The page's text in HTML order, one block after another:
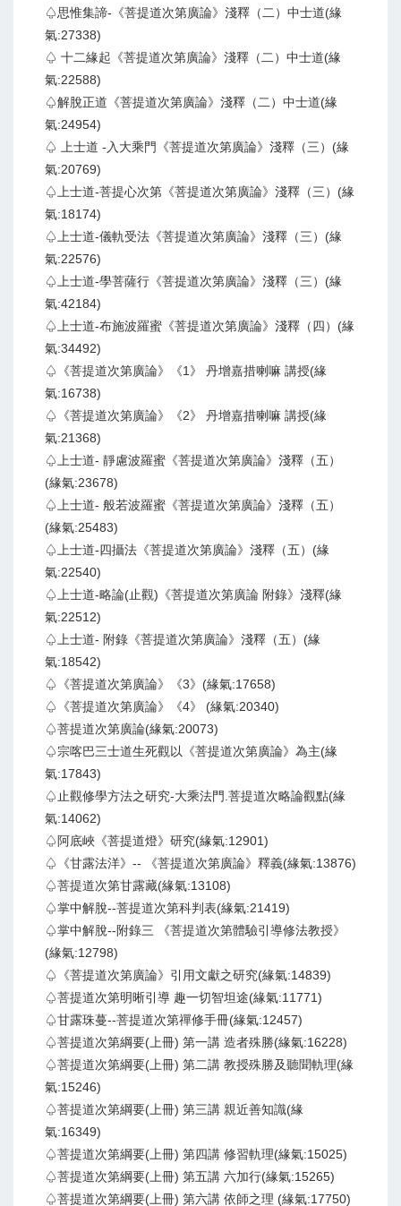
♤思惟集諦-《菩提道次第廣論》淺釋（二）中士道(緣
氣:27338)
♤ 十二緣起《菩提道次第廣論》淺釋（二）中士道(緣
氣:22588)
♤解脫正道《菩提道次第廣論》淺釋（二）中士道(緣
氣:24954)
♤ 上士道 -入大乘門《菩提道次第廣論》淺釋（三）(緣
氣:20769)
♤上士道-菩提心次第《菩提道次第廣論》淺釋（三）(緣
氣:18174)
♤上士道-儀軌受法《菩提道次第廣論》淺釋（三）(緣
氣:22576)
♤上士道-學菩薩行《菩提道次第廣論》淺釋（三）(緣
氣:42184)
♤上士道-布施波羅蜜《菩提道次第廣論》淺釋（四）(緣
氣:34492)
♤《菩提道次第廣論》《1》 丹增嘉措喇嘛 講授(緣
氣:16738)
♤《菩提道次第廣論》《2》 丹增嘉措喇嘛 講授(緣
氣:21368)
♤上士道- 靜慮波羅蜜《菩提道次第廣論》淺釋（五）
(緣氣:23678)
♤上士道- 般若波羅蜜《菩提道次第廣論》淺釋（五）
(緣氣:25483)
♤上士道-四攝法《菩提道次第廣論》淺釋（五）(緣
氣:22540)
♤上士道-略論(止觀)《菩提道次第廣論 附錄》淺釋(緣
氣:22512)
♤上士道- 附錄《菩提道次第廣論》淺釋（五）(緣
氣:18542)
♤《菩提道次第廣論》《3》(緣氣:17658)
♤《菩提道次第廣論》《4》 (緣氣:20340)
♤菩提道次第廣論(緣氣:20073)
♤宗喀巴三士道生死觀以《菩提道次第廣論》為主(緣
氣:17843)
♤止觀修學方法之研究-大乘法門.菩提道次略論觀點(緣
氣:14062)
♤阿底峽《菩提道燈》研究(緣氣:12901)
♤《甘露法洋》-- 《菩提道次第廣論》釋義(緣氣:13876)
♤菩提道次第甘露藏(緣氣:13108)
♤掌中解脫--菩提道次第科判表(緣氣:21419)
♤掌中解脫--附錄三 《菩提道次第體驗引導修法教授》
(緣氣:12798)
♤《菩提道次第廣論》引用文獻之研究(緣氣:14839)
♤菩提道次第明晰引導 趣一切智坦途(緣氣:11771)
♤甘露珠蔓--菩提道次第禪修手冊(緣氣:12457)
♤菩提道次第綱要(上冊) 第一講 造者殊勝(緣氣:16228)
♤菩提道次第綱要(上冊) 第二講 教授殊勝及聽聞軌理(緣
氣:15246)
♤菩提道次第綱要(上冊) 第三講 親近善知識(緣
氣:16349)
♤菩提道次第綱要(上冊) 第四講 修習軌理(緣氣:15025)
♤菩提道次第綱要(上冊) 第五講 六加行(緣氣:15265)
♤菩提道次第綱要(上冊) 第六講 依師之理 (緣氣:17750)